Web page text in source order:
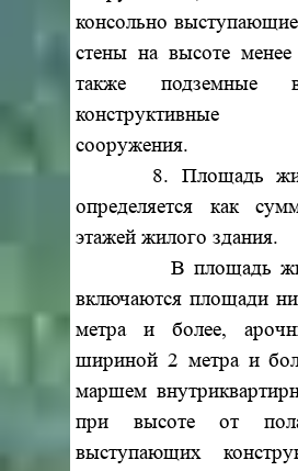
консольно выступающие
стены на высоте
также подземные
конструктивные
сооружения.
8. Площадь
определяется как
этажей жилого здания.
В площадь
включаются площади
метра и более,
шириной 2 метра и
маршем
при высоте от
выступающих